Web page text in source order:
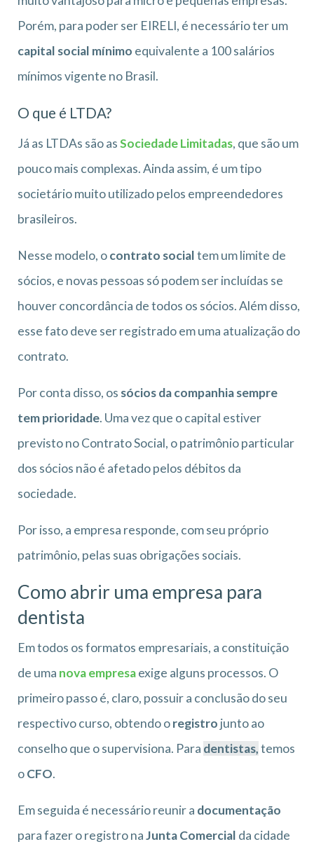
Porém, para poder ser EIRELI, é necessário ter um
capital social mínimo equivalente a 100 salários
mínimos vigente no Brasil.
O que é LTDA?
Já as LTDAs são asSociedade Limitadas, que são um
pouco mais complexas. Ainda assim, é um tipo
societário muito utilizado pelos empreendedores
brasileiros.
Nesse modelo, ocontrato socialtem um limite de
sócios, e novas pessoas só podem ser incluídas se
houver concordância de todos os sócios. Além disso,
esse fato deve ser registrado em uma atualização do
contrato.
Por conta disso, os sócios da companhia sempre
tem prioridade. Uma vez que o capital estiver
previsto no Contrato Social, o patrimônio particular
dos sócios não é afetado pelos débitos da
sociedade.
Por isso, a empresa responde, com seu próprio
patrimônio, pelas suas obrigações sociais.
Como abrir uma empresa para
dentista
Em todos os formatos empresariais, a constituição
de uma nova empresaexige alguns processos. O
primeiro passo é, claro, possuir a conclusão do seu
respectivo curso, obtendo oregistro junto ao
conselho que o supervisiona. Para dentistas,temos
oCFO.
Em seguida é necessário reunir a documentação
para fazer o registro naJunta Comercial da cidade